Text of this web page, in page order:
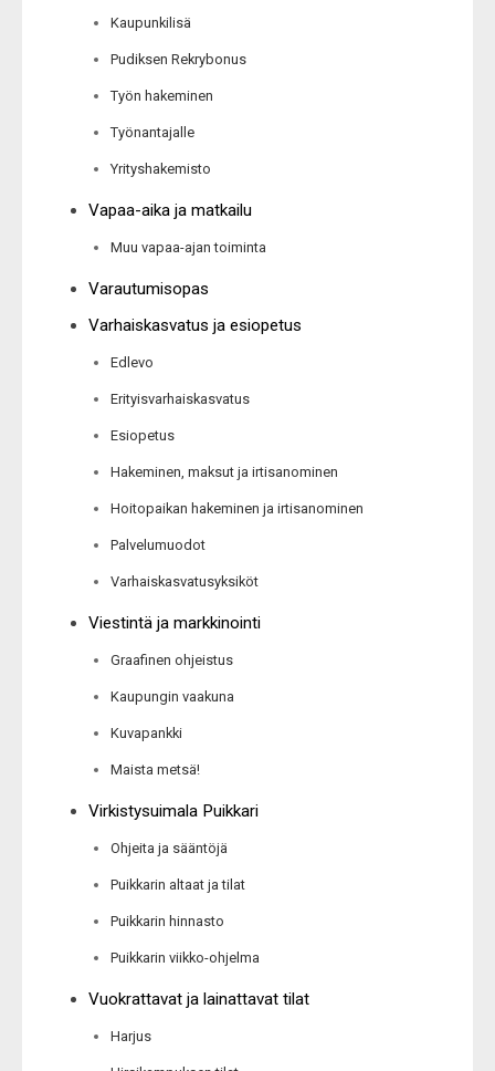
Kaupunkilisä
Pudiksen Rekrybonus
Työn hakeminen
Työnantajalle
Yrityshakemisto
Vapaa-aika ja matkailu
Muu vapaa-ajan toiminta
Varautumisopas
Varhaiskasvatus ja esiopetus
Edlevo
Erityisvarhaiskasvatus
Esiopetus
Hakeminen, maksut ja irtisanominen
Hoitopaikan hakeminen ja irtisanominen
Palvelumuodot
Varhaiskasvatusyksiköt
Viestintä ja markkinointi
Graafinen ohjeistus
Kaupungin vaakuna
Kuvapankki
Maista metsä!
Virkistysuimala Puikkari
Ohjeita ja sääntöjä
Puikkarin altaat ja tilat
Puikkarin hinnasto
Puikkarin viikko-ohjelma
Vuokrattavat ja lainattavat tilat
Harjus